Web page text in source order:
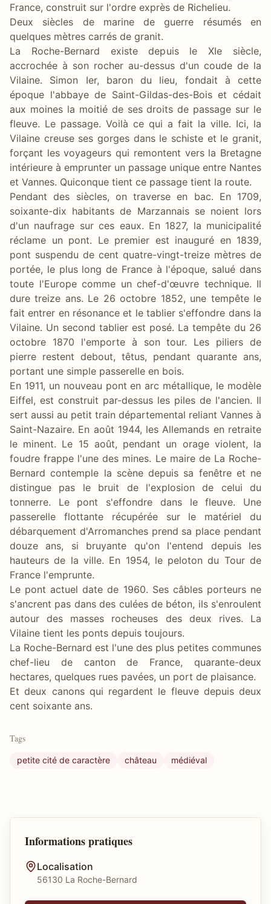
France, construit sur l'ordre exprès de Richelieu.
Deux siècles de marine de guerre résumés en
quelques mètres carrés de granit.
La Roche-Bernard existe depuis le XIe siècle,
accrochée à son rocher au-dessus d'un coude de la
Vilaine. Simon Ier, baron du lieu, fondait à cette
époque l'abbaye de Saint-Gildas-des-Bois et cédait
aux moines la moitié de ses droits de passage sur le
fleuve. Le passage. Voilà ce qui a fait la ville. Ici, la
Vilaine creuse ses gorges dans le schiste et le granit,
forçant les voyageurs qui remontent vers la Bretagne
intérieure à emprunter un passage unique entre Nantes
et Vannes. Quiconque tient ce passage tient la route.
Pendant des siècles, on traverse en bac. En 1709,
soixante-dix habitants de Marzannais se noient lors
d'un naufrage sur ces eaux. En 1827, la municipalité
réclame un pont. Le premier est inauguré en 1839,
pont suspendu de cent quatre-vingt-treize mètres de
portée, le plus long de France à l'époque, salué dans
toute l'Europe comme un chef-d'œuvre technique. Il
dure treize ans. Le 26 octobre 1852, une tempête le
fait entrer en résonance et le tablier s'effondre dans la
Vilaine. Un second tablier est posé. La tempête du 26
octobre 1870 l'emporte à son tour. Les piliers de
pierre restent debout, têtus, pendant quarante ans,
portant une simple passerelle en bois.
En 1911, un nouveau pont en arc métallique, le modèle
Eiffel, est construit par-dessus les piles de l'ancien. Il
sert aussi au petit train départemental reliant Vannes à
Saint-Nazaire. En août 1944, les Allemands en retraite
le minent. Le 15 août, pendant un orage violent, la
foudre frappe l'une des mines. Le maire de La Roche-
Bernard contemple la scène depuis sa fenêtre et ne
distingue pas le bruit de l'explosion de celui du
tonnerre. Le pont s'effondre dans le fleuve. Une
passerelle flottante récupérée sur le matériel du
débarquement d'Arromanches prend sa place pendant
douze ans, si bruyante qu'on l'entend depuis les
hauteurs de la ville. En 1954, le peloton du Tour de
France l'emprunte.
Le pont actuel date de 1960. Ses câbles porteurs ne
s'ancrent pas dans des culées de béton, ils s'enroulent
autour des masses rocheuses des deux rives. La
Vilaine tient les ponts depuis toujours.
La Roche-Bernard est l'une des plus petites communes
chef-lieu de canton de France, quarante-deux
hectares, quelques rues pavées, un port de plaisance.
Et deux canons qui regardent le fleuve depuis deux
cent soixante ans.
Tags
petite cité de caractère château médiéval
Informations pratiques
Localisation
56130 La Roche-Bernard